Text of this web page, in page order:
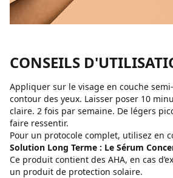
CONSEILS
Appliquer sur le visage en couche
contour des yeux. Laisser poser 10
claire. 2 fois par semaine. De légers
faire ressentir.
Pour un protocole complet, utilisez en
Solution Long Terme : Le Sérum
Ce produit contient des AHA, en cas
un produit de protection solaire.